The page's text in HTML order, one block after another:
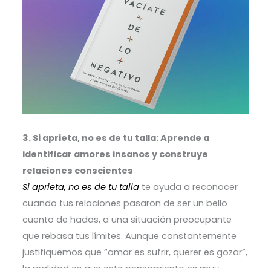
3. Si aprieta, no es de tu talla: Aprende a
identificar amores insanos y construye
relaciones conscientes
Si aprieta, no es de tu tallate ayuda a reconocer
cuando tus relaciones pasaron de ser un bello
cuento de hadas, a una situación preocupante
que rebasa tus límites. Aunque constantemente
justifiquemos que “amar es sufrir, querer es gozar”,